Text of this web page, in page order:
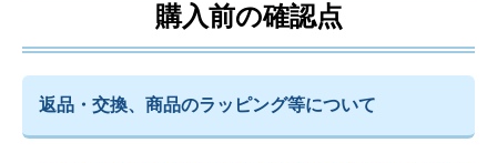
購入前の確認点
返品・交換、商品のラッピング等について